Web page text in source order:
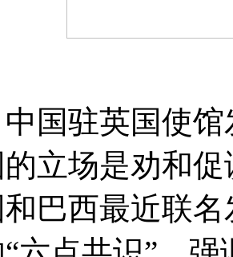
国使馆发
的立场是劝和
巴西最近联